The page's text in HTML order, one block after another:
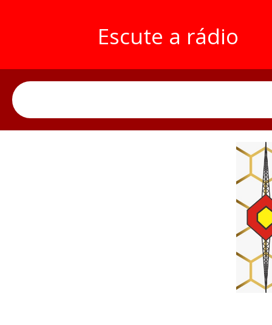
Escute a rádio